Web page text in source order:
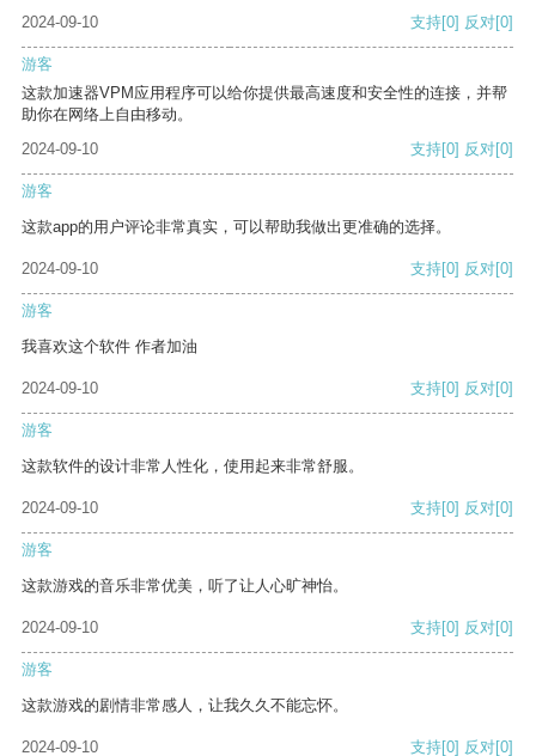
2024-09-10 支持[0] 反对[0]
游客
这款加速器VPM应用程序可以给你提供最高速度和安全性的连接，并帮
助你在网络上自由移动。
2024-09-10
支持[0] 反对[0]
游客
这款app的用户评论非常真实，可以帮助我做出更准确的选择。
2024-09-10 支持[0] 反对[0]
游客
我喜欢这个软件 作者加油
2024-09-10 支持[0] 反对[0]
游客
这款软件的设计非常人性化，使用起来非常舒服。
2024-09-10 支持[0] 反对[0]
游客
这款游戏的音乐非常优美，听了让人心旷神怡。
2024-09-10 支持[0] 反对[0]
游客
这款游戏的剧情非常感人，让我久久不能忘怀。
2024-09-10 支持[0] 反对[0]